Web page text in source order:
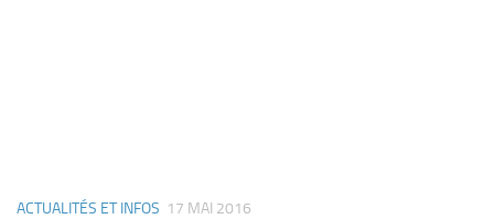
ACTUALITÉS ET INFOS 17 MAI 2016